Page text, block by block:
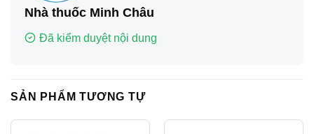
Nhà thuốc Minh Châu
Đã kiểm duyệt nội dung
SẢN PHẨM TƯƠNG TỰ